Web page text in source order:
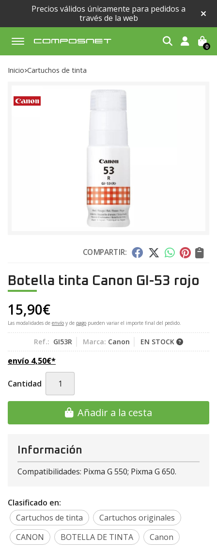
Precios válidos únicamente para pedidos a
través de la web
Buscar 0
Inicio cartuchos de tinta
COMPARTIR:
Botella tinta Canon GI-53 rojo
15,90€
Las modalidades de envío y de pago pueden variar el importe final del pedido.
Ref.: GI53R Marca: Canon EN STOCK
envío 4,50€*
Cantidad
Añadir a la cesta
Información
Compatibilidades: Pixma G 550; Pixma G 650.
Clasificado en:
Cartuchos de tinta
Cartuchos originales
CANON
BOTELLA DE TINTA Canon